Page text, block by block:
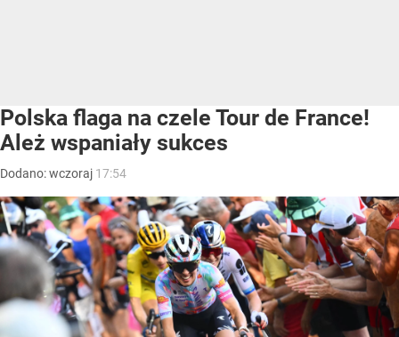
Polska flaga na czele Tour de France!
Ależ wspaniały sukces
Dodano:wczoraj 17:54